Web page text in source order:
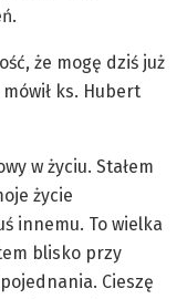
że mogę dziś już
ks. Hubert
w życiu. Stałem
życie
innemu. To wielka
blisko przy
Cieszę